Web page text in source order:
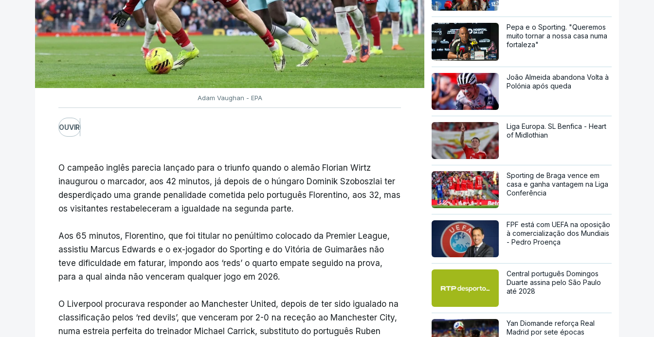
Adam Vaughan - EPA
OUVIR
O campeão inglês parecia lançado para o triunfo quando o alemão Florian Wirtz
inaugurou o marcador, aos 42 minutos, já depois de o húngaro Dominik Szoboszlai ter
desperdiçado uma grande penalidade cometida pelo português Florentino, aos 32, mas
os visitantes restabeleceram a igualdade na segunda parte.
Aos 65 minutos, Florentino, que foi titular no penúltimo colocado da Premier League,
assistiu Marcus Edwards e o ex-jogador do Sporting e do Vitória de Guimarães não
teve dificuldade em faturar, impondo aos ‘reds’ o quarto empate seguido na prova,
para a qual ainda não venceram qualquer jogo em 2026.
O Liverpool procurava responder ao Manchester United, depois de ter sido igualado na
classificação pelos ‘red devils’, que venceram por 2-0 na receção ao Manchester City,
numa estreia perfeita do treinador Michael Carrick, substituto do português Ruben
Pepa e o Sporting. "Queremos
muito tornar a nossa casa numa
fortaleza"
João Almeida abandona Volta à
Polónia após queda
Liga Europa. SL Benfica - Heart
of Midlothian
Sporting de Braga vence em
casa e ganha vantagem na Liga
Conferência
FPF está com UEFA na oposição
à comercialização dos Mundiais
- Pedro Proença
Central português Domingos
Duarte assina pelo São Paulo
até 2028
Yan Diomande reforça Real
Madrid por sete épocas